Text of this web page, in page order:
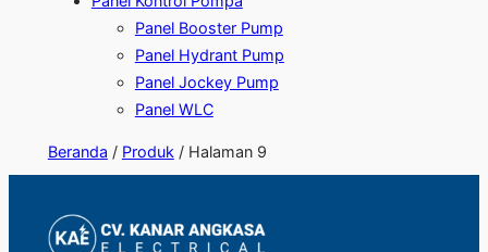
Panel Booster Pump
Panel Hydrant Pump
Panel Jockey Pump
Panel WLC
Beranda / Produk/ Halaman 9